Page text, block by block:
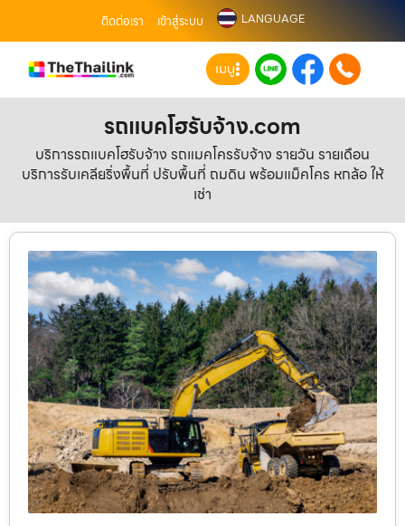
ติดต่อเรา เข้าสู่ระบบ LANGUAGE
เมนู
รถแบคโฮรับจ้าง.com
บริการรถแบคโฮรับจ้าง รถแมคโครรับจ้าง รายวัน รายเดือน
บริการรับเคลียริ่งพื้นที่ ปรับพื้นที่ ถมดิน พร้อมแม็คโคร หกล้อ ให้
เช่า